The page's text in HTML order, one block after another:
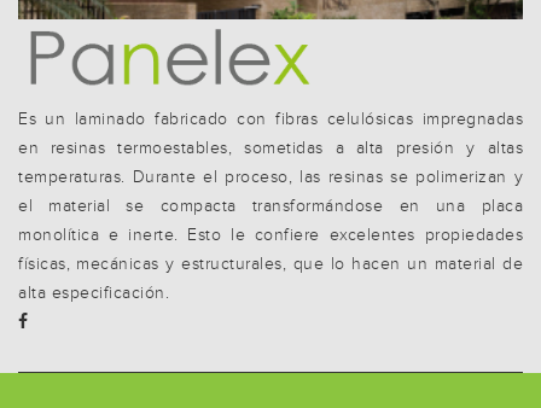
Es un laminado fabricado con fibras celulósicas impregnadas
en resinas termoestables, sometidas a alta presión y altas
temperaturas. Durante el proceso, las resinas se polimerizan y
el material se compacta transformándose en una placa
monolítica e inerte. Esto le confiere excelentes propiedades
físicas, mecánicas y estructurales, que lo hacen un material de
alta especificación.